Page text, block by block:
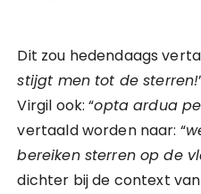
Dit zou hedendaags
stijgt men tot de sterren!
Virgil ook: “opta ardua
vertaald worden naar: “
bereiken sterren op de
dichter bij de context